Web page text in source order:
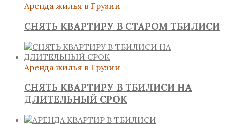
Аренда жилья в Грузии
СНЯТЬ КВАРТИРУ В СТАРОМ ТБИЛИСИ
Аренда жилья в Грузии
СНЯТЬ КВАРТИРУ В ТБИЛИСИ НА
ДЛИТЕЛЬНЫЙ СРОК